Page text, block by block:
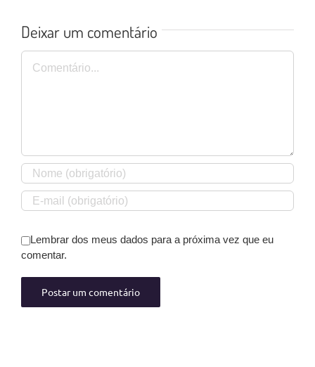
Deixar um comentário
Comentário
Lembrar dos meus dados para a próxima vez que eu
comentar.